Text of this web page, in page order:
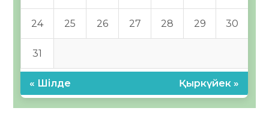
24 25 26 27 28 29 30
31
« Шілде Қыркүйек »